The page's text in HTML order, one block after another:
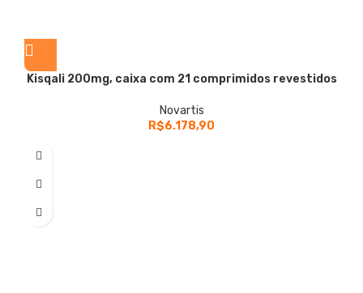
Kisqali200mg, caixa com 21 comprimidos revestidos
Novartis
R$6.178,90